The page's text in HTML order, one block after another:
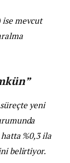
ise mevcut
yeni
%0,3 ila
belirtiyor.